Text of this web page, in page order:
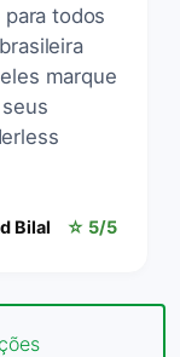
todos
marque
Bilal ☆ 5/5